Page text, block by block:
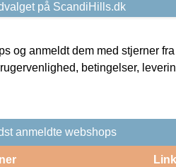
på ScandiHills.dk
og anmeldt dem med stjerner
betingelser,
anmeldte webshops
Link